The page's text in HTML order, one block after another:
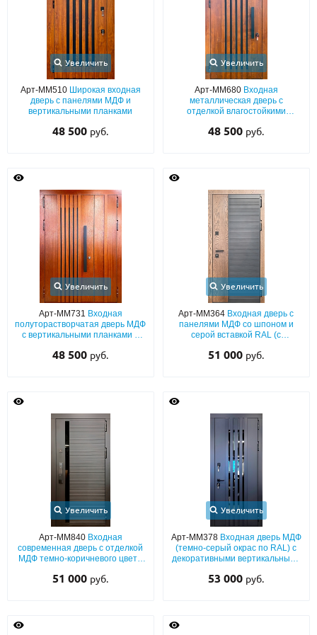
Увеличить
Арт-ММ510 Широкая входная
дверь с панелями МДФ и
вертикальными планками
48 500 руб.
Увеличить
Арт-ММ680 Входная
металлическая дверь с
отделкой влагостойкими
планками и черной бугельной
48 500 руб.
Увеличить
Арт-ММ731 Входная
полуторастворчатая дверь МДФ
с вертикальными планками и
48 500 руб.
Увеличить
Арт-ММ364 Входная дверь с
панелями МДФ со шпоном и
серой вставкой RAL (с
51 000 руб.
Увеличить
Арт-ММ840 Входная
современная дверь с отделкой
МДФ темно-коричневого цвета
тонированной вставкой и
51 000 руб.
Увеличить
Арт-ММ378 Входная дверь МДФ
(темно-серый окрас по RAL) с
декоративными вертикальными
53 000 руб.